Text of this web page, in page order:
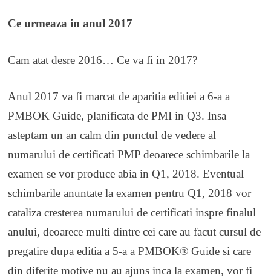
Ce urmeaza in anul 2017
Cam atat desre 2016… Ce va fi in 2017?
Anul 2017 va fi marcat de aparitia editiei a 6-a a
PMBOK Guide, planificata de PMI in Q3. Insa
asteptam un an calm din punctul de vedere al
numarului de certificati PMP deoarece schimbarile la
examen se vor produce abia in Q1, 2018. Eventual
schimbarile anuntate la examen pentru Q1, 2018 vor
cataliza cresterea numarului de certificati inspre finalul
anului, deoarece multi dintre cei care au facut cursul de
pregatire dupa editia a 5-a a PMBOK® Guide si care
din diferite motive nu au ajuns inca la examen, vor fi